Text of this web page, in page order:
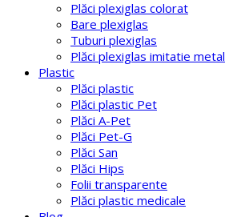
Plăci plexiglas colorat
Bare plexiglas
Tuburi plexiglas
Plăci plexiglas imitatie metal
Plastic
Plăci plastic
Plăci plastic Pet
Plăci A-Pet
Plăci Pet-G
Plăci San
Plăci Hips
Folii transparente
Plăci plastic medicale